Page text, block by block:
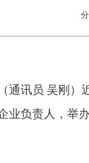
通讯员 吴刚）
业负责人，举